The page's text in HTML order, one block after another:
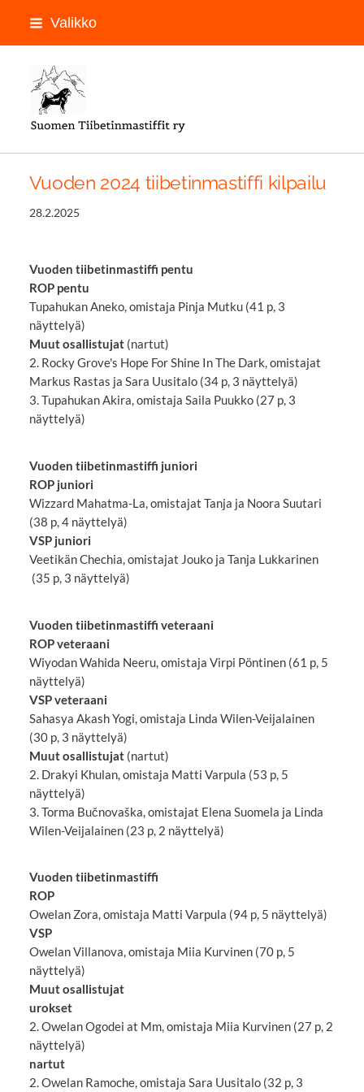
Siirry
Valikko
Vuoden 2024 tiibetinmastiffi kilpailu
28.2.2025
Vuoden tiibetinmastiffi pentu
ROP pentu
Tupahukan Aneko, omistaja Pinja Mutku (41 p, 3
näyttelyä)
Muut osallistujat(nartut)
2. Rocky Grove's Hope For Shine In The Dark, omistajat
Markus Rastas ja Sara Uusitalo (34 p, 3 näyttelyä)
3. Tupahukan Akira, omistaja Saila Puukko (27 p, 3
näyttelyä)
Vuoden tiibetinmastiffi juniori
ROP juniori
Wizzard Mahatma-La, omistajat Tanja ja Noora Suutari
(38 p, 4 näyttelyä)
VSP juniori
Veetikän Chechia, omistajat Jouko ja Tanja Lukkarinen
(35 p, 3 näyttelyä)
Vuoden tiibetinmastiffi veteraani
ROP veteraani
Wiyodan Wahida Neeru, omistaja Virpi Pöntinen (61 p, 5
näyttelyä)
VSP veteraani
Sahasya Akash Yogi, omistaja Linda Wilen-Veijalainen
(30 p, 3 näyttelyä)
Muut osallistujat (nartut)
2. Drakyi Khulan, omistaja Matti Varpula (53 p, 5
näyttelyä)
3. Torma Bučnovaška, omistajat Elena Suomela ja Linda
Wilen-Veijalainen (23 p, 2 näyttelyä)
Vuoden tiibetinmastiffi
ROP
Owelan Zora, omistaja Matti Varpula (94 p, 5 näyttelyä)
VSP
Owelan Villanova, omistaja Miia Kurvinen (70 p, 5
näyttelyä)
Muut osallistujat
urokset
2. Owelan Ogodei at Mm, omistaja Miia Kurvinen (27 p, 2
näyttelyä)
nartut
2. Owelan Ramoche, omistaja Sara Uusitalo (32 p, 3